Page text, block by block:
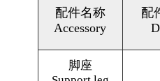
配件名称
Accessory
配
脚座